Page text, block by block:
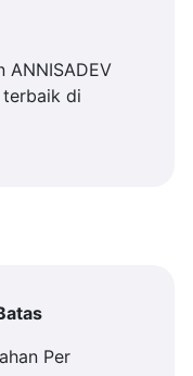
ANNISADEV
terbaik di
Per